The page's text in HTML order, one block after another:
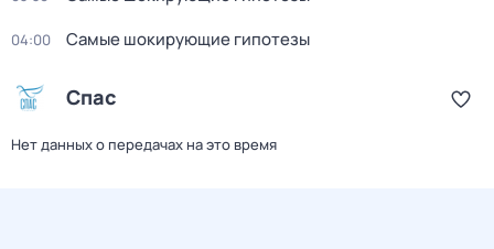
04:00 Самые шoкиpующие гипотезы
Спас
Нет данных о передачах на это время